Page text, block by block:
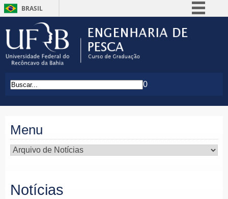
BRASIL
Legislação
Canais
0
Menu
Notícias